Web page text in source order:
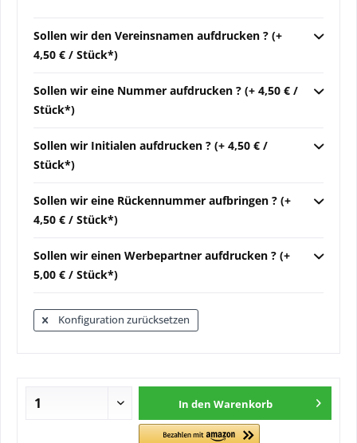
Sollen wir den Vereinsnamen aufdrucken ? (+
4,50 € / Stück*)
Sollen wir eine Nummer aufdrucken ? (+ 4,50 € /
Stück*)
Sollen wir Initialen aufdrucken ? (+ 4,50 € /
Stück*)
Sollen wir eine Rückennummer aufbringen ? (+
4,50 € / Stück*)
Sollen wir einen Werbepartner aufdrucken ? (+
5,00 € / Stück*)
Konfiguration zurücksetzen
In den Warenkorb